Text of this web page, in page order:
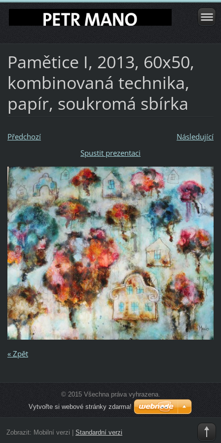
Pamětice I, 2013, 60x50,
kombinovaná technika,
papír, soukromá sbírka
Předchozí
Následující
Spustit prezentaci
« Zpět
© 2015 Všechna práva vyhrazena.
Vytvořte si webové stránky zdarma!
Zobrazit: Mobilní verzi Standardní verzi